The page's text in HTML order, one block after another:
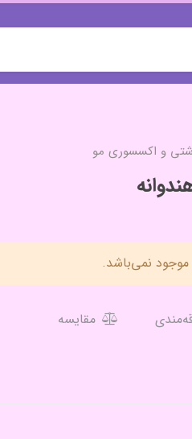
و اکسسوری مو
نمی‌باشد.
مقایسه